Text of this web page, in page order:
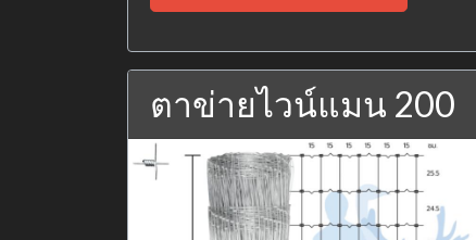
ตาข่ายไวน์แมน 200